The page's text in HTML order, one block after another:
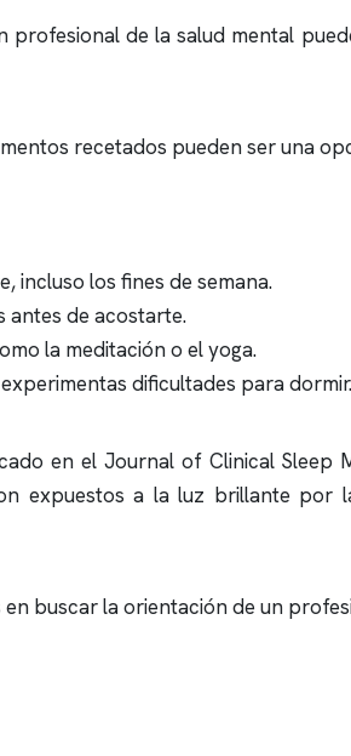
de la salud mental
recetados pueden ser una
incluso los fines de semana.
antes de acostarte.
la meditación o el yoga.
dificultades para dormir.
en el Journal of Clinical
expuestos a la luz brillante por
en buscar la orientación de un